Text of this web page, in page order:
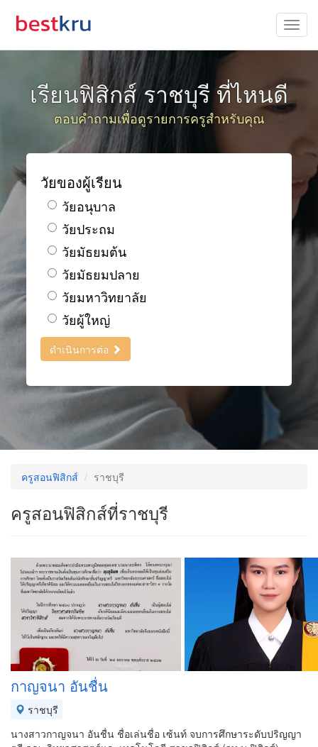
เรียนฟิสิกส์ ราชบุรี ที่ไหนดี
ตอบคำถามเพื่อดูรายการครูสำหรับคุณ
วัยของผู้เรียน
วัยอนุบาล
วัยประถม
วัยมัธยมต้น
วัยมัธยมปลาย
วัยมหาวิทยาลัย
วัยผู้ใหญ่
ดำเนินการต่อ
ครูสอนฟิสิกส์ ราชบุรี
ครูสอนฟิสิกส์ที่ราชบุรี
กาญจนา อันชื่น
ราชบุรี
นางสาวกาญจนา อันชื่น ชื่อเล่นชื่อ เซ้นท์ จบการศึกษาระดับปริญญา